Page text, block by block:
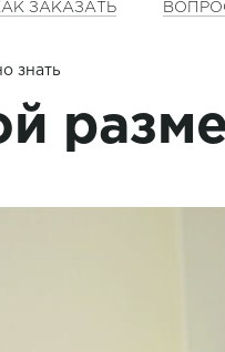
ЗАКАЗАТЬ
знать